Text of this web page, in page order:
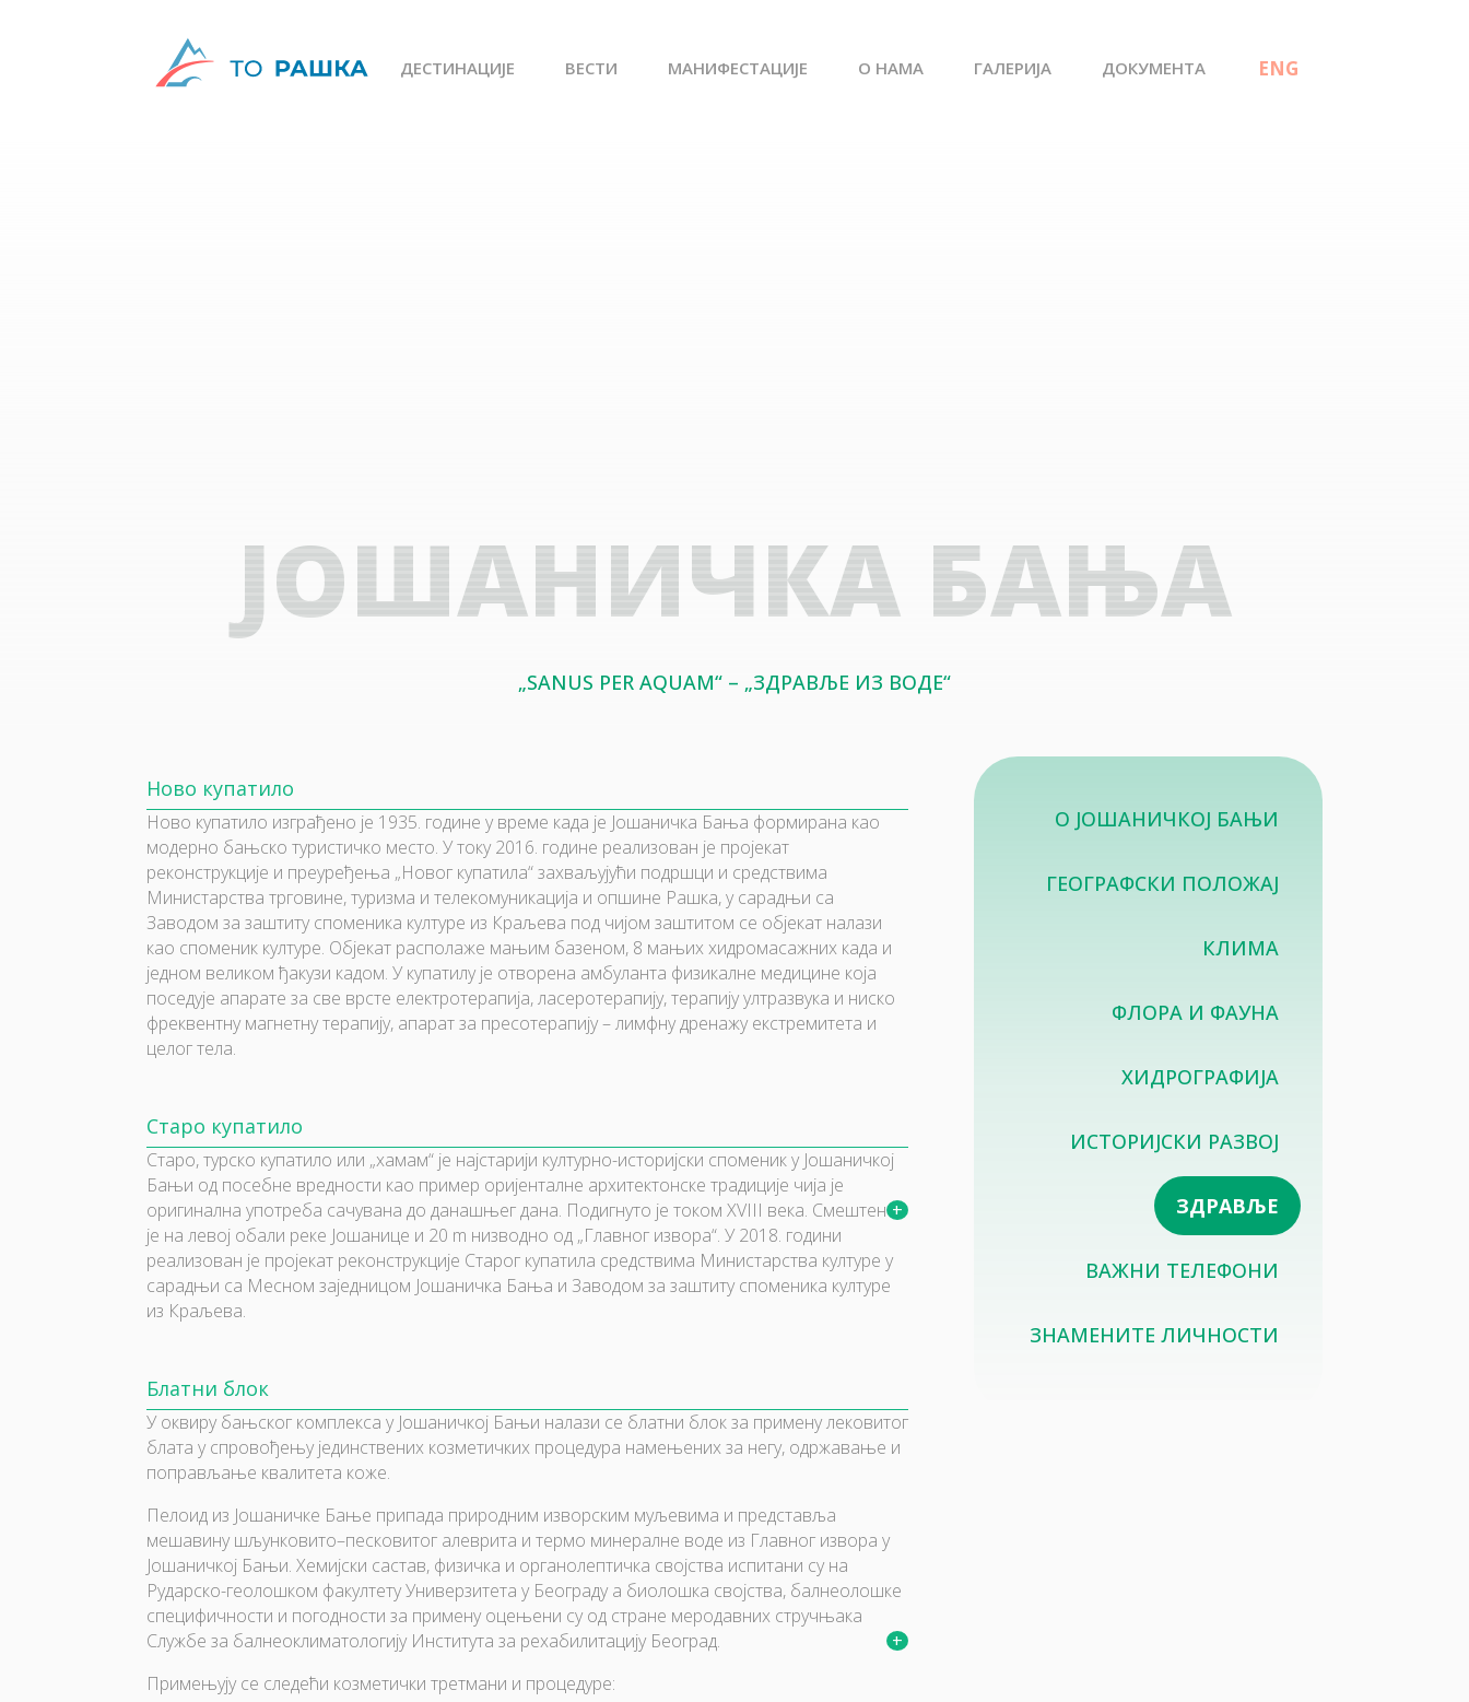
ДЕСТИНАЦИЈЕ ВЕСТИ МАНИФЕСТАЦИЈЕ О НАМА ГАЛЕРИЈА ДОКУМЕНТА
ЈОШАНИЧКА БАЊА
„SANUS PER AQUAM“ – „ЗДРАВЉЕ ИЗ ВОДЕ“
Ново купатило
Ново купатило изграђено је 1935. године у време када је Јошаничка Бања формирана као
модерно бањско туристичко место. У току 2016. године реализован је пројекат
реконструкције и преуређења „Новог купатила“ захваљујући подршци и средствима
Министарства трговине, туризма и телекомуникација и опшине Рашка, у сарадњи са
Заводом за заштиту споменика културе из Краљева под чијом заштитом се објекат налази
као споменик културе. Објекат располаже мањим базеном, 8 мањих хидромасажних када и
једном великом ђакузи кадом. У купатилу је отворена амбуланта физикалне медицине која
поседује апарате за све врсте електротерапија, ласеротерапију, терапију ултразвука и ниско
фреквентну магнетну терапију, апарат за пресотерапију – лимфну дренажу екстремитета и
целог тела.
Старо купатило
Старо, турско купатило или „хамам“ је најстарији културно-историјски споменик у Јошаничкој
Бањи од посебне вредности као пример оријенталне архитектонске традиције чија је
оригинална употреба сачувана до данашњег дана. Подигнуто је током XVIII века. Смештено
је на левој обали реке Јошанице и 20 m низводно од „Главног извора“. У 2018. години
реализован је пројекат реконструкције Старог купатила средствима Министарства културе у
сарадњи са Месном заједницом Јошаничка Бања и Заводом за заштиту споменика културе
из Краљева.
Блатни блок
У оквиру бањског комплекса у Јошаничкој Бањи налази се блатни блок за примену лековитог
блата у спровођењу јединствених козметичких процедура намењених за негу, одржавање и
поправљање квалитета коже.
Пелоид из Јошаничке Бање припада природним изворским муљевима и представља
мешавину шљунковито–песковитог алеврита и термо минералне воде из Главног извора у
Јошаничкој Бањи. Хемијски састав, физичка и органолептичка својства испитани су на
Рударско-геолошком факултету Универзитета у Београду а биолошка својства, балнеолошке
специфичности и погодности за примену оцењени су од стране меродавних стручњака
Службе за балнеоклиматологију Института за рехабилитацију Београд.
Примењују се следећи козметички третмани и процедуре:
О ЈОШАНИЧКОЈ БАЊИ
ГЕОГРАФСКИ ПОЛОЖАЈ
КЛИМА
ФЛОРА И ФАУНА
ХИДРОГРАФИЈА
ИСТОРИЈСКИ РАЗВОЈ
ЗДРАВЉЕ
ВАЖНИ ТЕЛЕФОНИ
ЗНАМЕНИТЕ ЛИЧНОСТИ